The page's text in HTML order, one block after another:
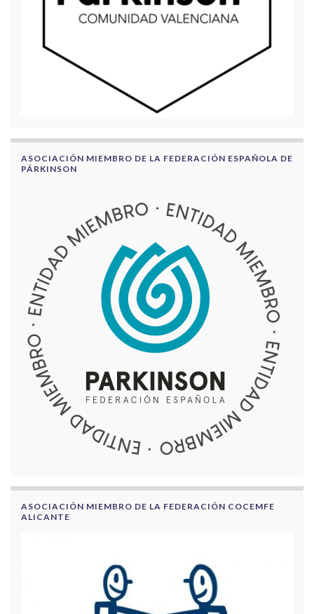
ASOCIACIÓN MIEMBRO DE LA FEDERACIÓN ESPAÑOLA DE
PÁRKINSON
ASOCIACIÓN MIEMBRO DE LA FEDERACIÓN COCEMFE
ALICANTE